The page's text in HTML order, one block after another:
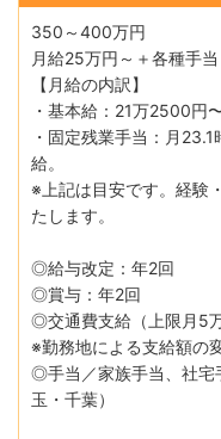
350～400万円
月給25万円～＋各種手当
【月給の内訳】
・基本給：21万2500円
・固定残業手当：月
給。
※上記は目安です。経験
たします。
◎給与改定：年2回
◎賞与：年2回
◎交通費支給（上限月5万
※勤務地による支給額の
◎手当／家族手当、社宅
玉・千葉）